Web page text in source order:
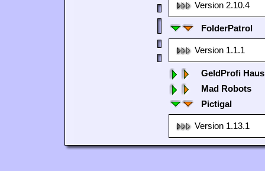
Version 2.10.4
FolderPatrol
Version 1.1.1
GeldProfi
Mad Robots
Pictigal
Version 1.13.1